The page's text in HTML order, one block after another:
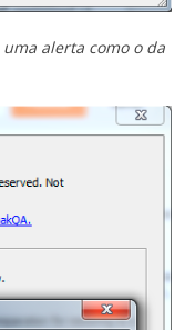
alerta como o da